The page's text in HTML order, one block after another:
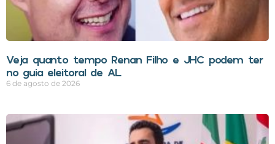
Veja quanto tempo Renan Filho e JHC podem ter
no guia eleitoral de AL
6 de agosto de 2026